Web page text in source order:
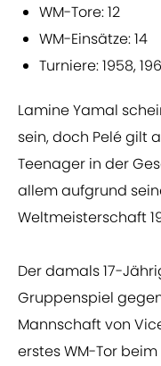
WM-Tore: 12
WM-Einsätze: 14
Turniere: 1958,
Lamine Yamal
sein, doch Pelé gilt
Teenager in der
allem aufgrund
Weltmeisterschaft
Der damals 17-
Gruppenspiel
Mannschaft von
erstes WM-Tor